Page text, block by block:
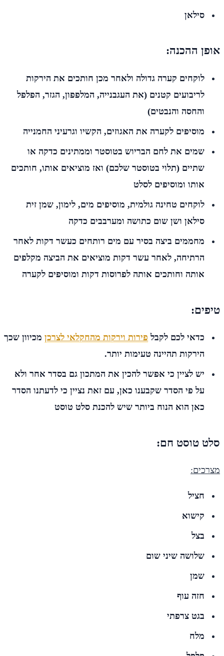
סילאן
אופן ההכנה:
לוקחים קערה גדולה ולאחר מכן חותכים את הירקות
לריבועים קטנים (את העגבנייה, המלפפון, הגזר, הפלפל
והחסה והנבטים)
מוסיפים לקערה את האגוזים, הקשיו וגרעיני החמנייה
שמים את לחם הבריוש בטוסטר וממתינים כדקה או
שתיים (תלוי בטוסטר שלכם) ואז מוציאים אותו, חותכים
אותו ומוסיפים לסלט
לוקחים טחינה גולמית, מוסיפים מים, לימון, שמן זית
סילאן ושן שום כתושה ומערבבים כדקה
מחממים ביצה בסיר עם מים רותחים כעשר דקות לאחר
הרתיחה, לאחר עשר דקות מוציאים את הביצה מקלפים
אותה וחותכים אותה לפרוסות דקות ומוסיפים לקערה
טיפים:
כדאי לכם לקבל פירות וירקות מהחקלאי לצרכןמכיוון שכך
הירקות תהיינה טעימות יותר.
יש לציין כי אפשר להכין את המתכון גם בסדר אחר ולא
על פי הסדר שקבענו כאן, עם זאת נציין כי לדעתנו הסדר
כאן הוא הנוח ביותר שיש להכנת סלט טוסט
סלט טוסט חם:
מצרכים:
חציל
קישוא
בצל
שלושה שיני שום
שמן
חזה עוף
בגט צרפתי
מלח